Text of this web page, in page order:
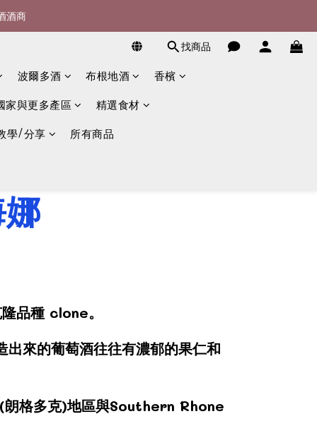
)
酒商
找商品
波爾多酒 布根地酒 香檳
家與更多產區 精選食材
學/分享 所有商品
品種 clone。
來的葡萄酒往往有濃郁的果仁和
格多克)地區與Southern Rhone